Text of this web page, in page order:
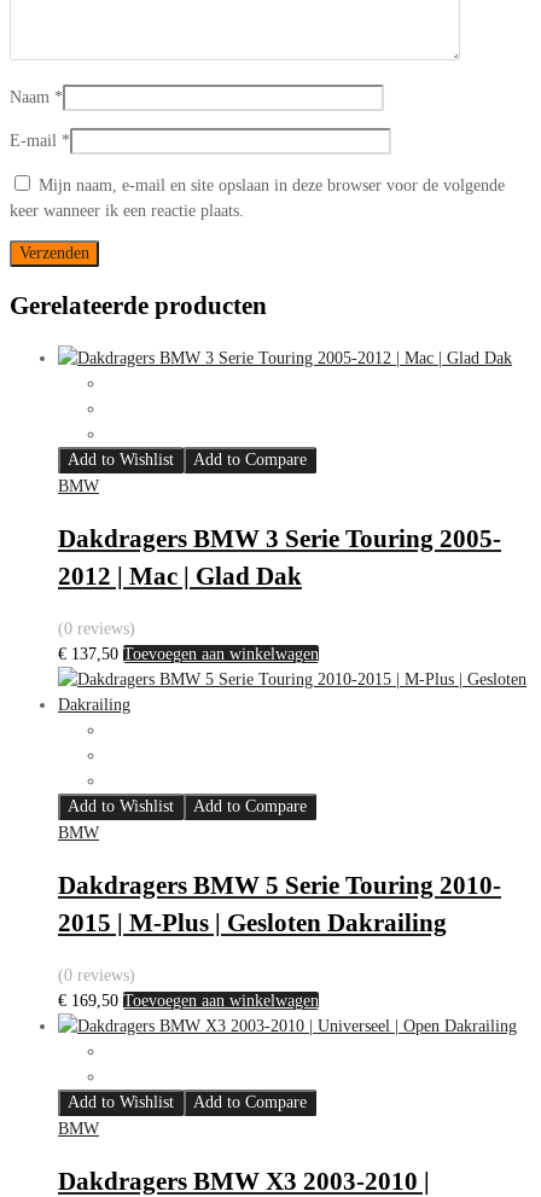
Naam *
E-mail *
Mijn naam, e-mail en site opslaan in deze browser voor de volgende
keer wanneer ik een reactie plaats.
Gerelateerde producten
Add to Wishlist
Add to Compare
BMW
Dakdragers BMW 3 Serie Touring 2005-
2012 | Mac | Glad Dak
(0 reviews)
€ 137,50 Toevoegen aan winkelwagen
Add to Wishlist
Add to Compare
BMW
Dakdragers BMW 5 Serie Touring 2010-
2015 | M-Plus | Gesloten Dakrailing
(0 reviews)
€ 169,50 Toevoegen aan winkelwagen
Add to Wishlist
Add to Compare
BMW
Dakdragers BMW X3 2003-2010 |